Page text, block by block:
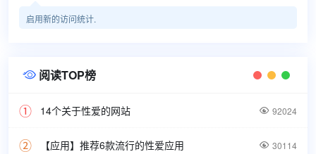
启用新的访问统计.
 阅读TOP榜
14个关于性爱的网站  92024
【应用】推荐6款流行的性爱应用  30114